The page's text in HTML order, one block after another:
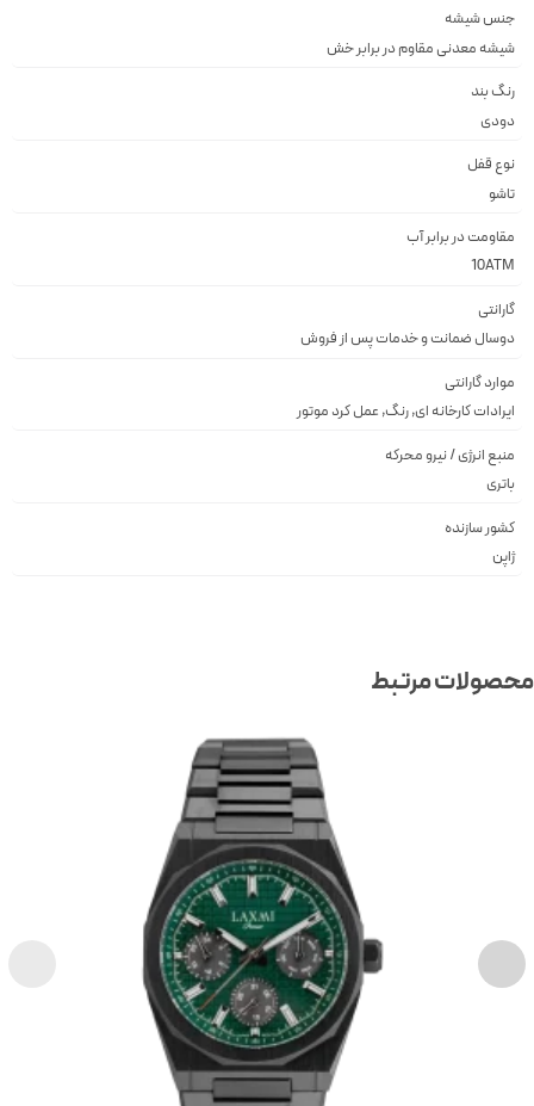
جنس شیشه
شيشه معدنى مقاوم در برابر خش
رنگ بند
دودى
نوع قفل
تاشو
مقاومت در برابر آب
10ATM
گارانتی
دوسال ضمانت و خدمات پس از فروش
موارد گارانتی
ایرادات کارخانه ای, رنگ, عمل کرد موتور
منبع انرژی / نیرو محرکه
باتری
کشور سازنده
ژاپن
مرتبط